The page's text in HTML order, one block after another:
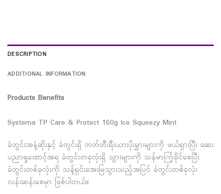
DESCRIPTION
ADDITIONAL INFORMATION
Products Benefits
Systema TP Care & Protect 160g Ice Squeezy Mint
ခံတွင်းအနံ့ဆိုးနှင့် ခံတွင်းရှိ ဘတ်တီးရီးယားပိုးမွှားများကို ဖယ်ရှားပြီး ဆေး
ပညာရှုထောင့်အရ ခံတွင်းတခုလုံးရှိ သွားများကို သန်မာကြံ့ခိုင်စေပြီး
ခံတွင်းတစ်ခုလုံးကို သန့်ရှင်းအေးမြသွားသည့်အပြင် ခံတွင်းတစ်ခုလုံး
လန်းဆန်းစေမှာ ဖြစ်ပါတယ်။